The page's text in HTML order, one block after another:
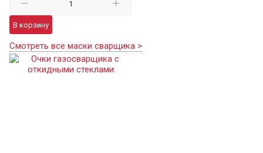
В корзину
Смотреть все маски сварщика >